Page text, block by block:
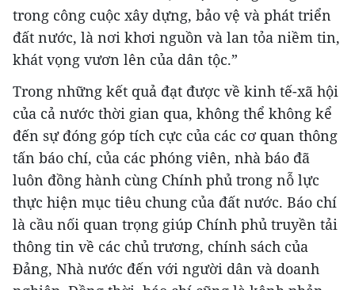
trong công cuộc xây dựng, bảo vệ và phát triển
đất nước, là nơi khơi nguồn và lan tỏa niềm tin,
khát vọng vươn lên của dân tộc.”
Trong những kết quả đạt được về kinh tế-xã hội
của cả nước thời gian qua, không thể không kể
đến sự đóng góp tích cực của các cơ quan thông
tấn báo chí, của các phóng viên, nhà báo đã
luôn đồng hành cùng Chính phủ trong nỗ lực
thực hiện mục tiêu chung của đất nước. Báo chí
là cầu nối quan trọng giúp Chính phủ truyền tải
thông tin về các chủ trương, chính sách của
Đảng, Nhà nước đến với người dân và doanh